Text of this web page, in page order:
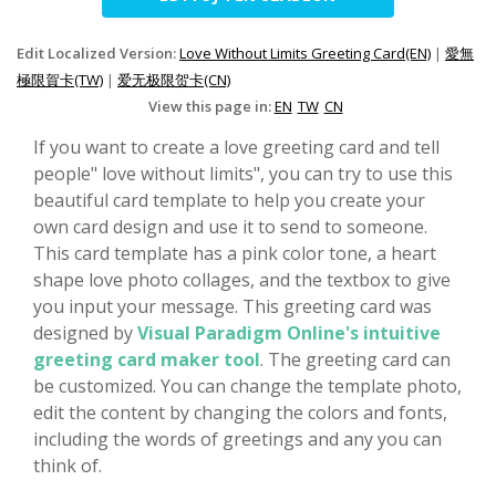
Edit Localized Version:Love Without Limits Greeting Card(EN) | 愛無
極限賀卡(TW) | 爱无极限贺卡(CN)
View this page in:EN TW CN
If you want to create a love greeting card and tell
people" love without limits", you can try to use this
beautiful card template to help you create your
own card design and use it to send to someone.
This card template has a pink color tone, a heart
shape love photo collages, and the textbox to give
you input your message. This greeting card was
designed byVisual Paradigm Online's intuitive
greeting card maker tool. The greeting card can
be customized. You can change the template photo,
edit the content by changing the colors and fonts,
including the words of greetings and any you can
think of.